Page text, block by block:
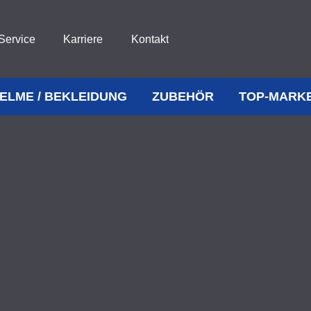
Karriere Kontakt
/ BEKLEIDUNG ZUBEHÖR TOP-